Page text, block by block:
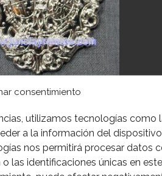
consentimiento
utilizamos tecnologías como
a la información del
nos permitirá procesar datos
las identificaciones únicas en